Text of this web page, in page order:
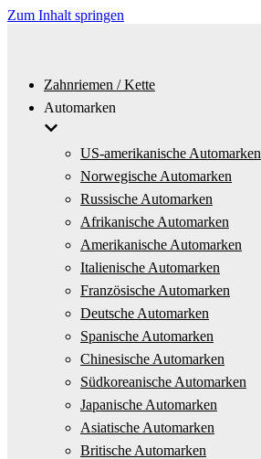
Zum Inhalt springen
Zahnriemen / Kette
Automarken
US-amerikanische Automarken
Norwegische Automarken
Russische Automarken
Afrikanische Automarken
Amerikanische Automarken
Italienische Automarken
Französische Automarken
Deutsche Automarken
Spanische Automarken
Chinesische Automarken
Südkoreanische Automarken
Japanische Automarken
Asiatische Automarken
Britische Automarken